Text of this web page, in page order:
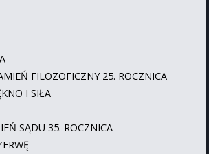
FILOZOFICZNY 25. ROCZNICA
I SIŁA
SĄDU 35. ROCZNICA